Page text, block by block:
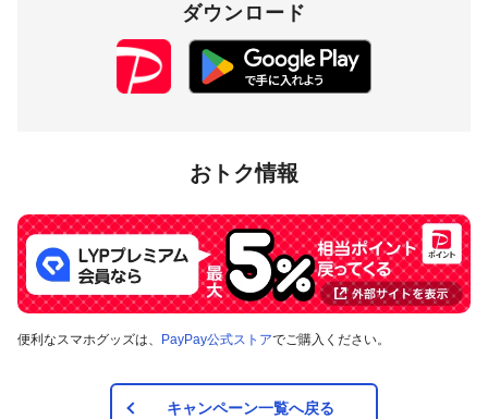
ダウンロード
おトク情報
便利なスマホグッズは、 PayPay公式ストアでご購入ください。
キャンペーン一覧へ戻る